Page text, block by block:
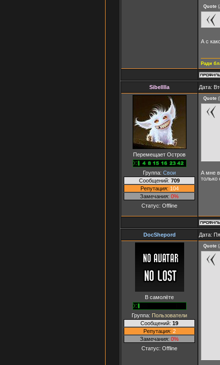
Quote (
А с
Ради
Sibelllla Дата:
Перемещает Остров
Группа: Свои
Сообщений: 709
Репутация: 104
Замечания: 0%
Статус: Offline
Quote (
А мне
только
DocShepord Дата:
В самолёте
Группа: Пользователи
Сообщений: 19
Репутация: 2
Замечания: 0%
Статус: Offline
Quote (